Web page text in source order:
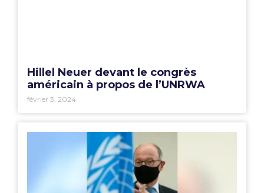
Hillel Neuer devant le congrès
américain à propos de l’UNRWA
février 3, 2024